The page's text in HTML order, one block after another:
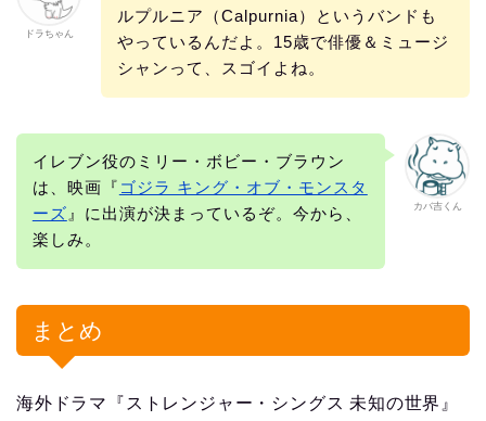
ドラちゃん
ルプルニア（Calpurnia）というバンドも
やっているんだよ。15歳で俳優＆ミュージ
シャンって、スゴイよね。
カバ吉くん
イレブン役のミリー・ボビー・ブラウン
は、映画『 ゴジラ キング・オブ・モンスタ
ーズ 』に出演が決まっているぞ。今から、
楽しみ。
まとめ
海外ドラマ『ストレンジャー・シングス 未知の世界』